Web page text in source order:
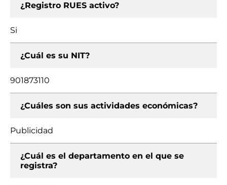
¿Registro RUES activo?
Si
¿Cuál es su NIT?
901873110
¿Cuáles son sus actividades económicas?
Publicidad
¿Cuál es el departamento en el que se
registra?